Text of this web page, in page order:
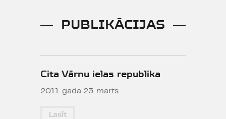
PUBLIKĀCIJAS
Cita Vārnu ielas republika
2011. gada 23. marts
Lasīt